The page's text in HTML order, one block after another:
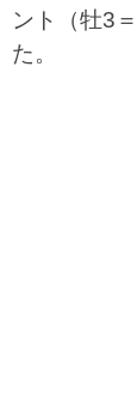
ント（牡3
た。